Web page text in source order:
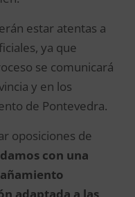
estar atentas a
ya que
se comunicará
y en los
de Pontevedra.
oposiciones de
con una